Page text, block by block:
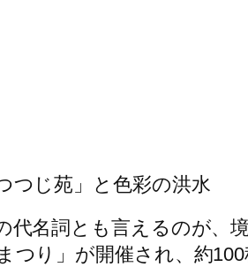
つじ苑」と色彩の洪水
代名詞とも言えるのが、
つり」が開催され、約